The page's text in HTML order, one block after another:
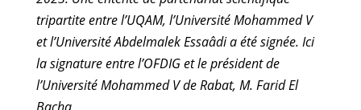
tripartite entre l’UQAM, l’Université Mohammed V
et l’Université Abdelmalek Essaâdi a été signée. Ici
la signature entre l’OFDIG et le président de
l’Université Mohammed V de Rabat, M. Farid El